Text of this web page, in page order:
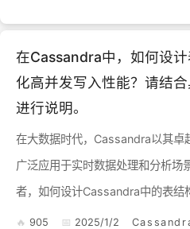
在Cassandra中，如何设
化高并发写入性能？请结
进行说明。
在大数据时代，Cassandra以其卓
广泛应用于实时数据处理和分析场
者，如何设计Cassandra中的表结
入性能呢？ 一
905 2025/1/2